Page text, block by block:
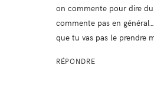
on commente pour dire
commente pas en
que tu vas pas le prendre
RÉPONDRE